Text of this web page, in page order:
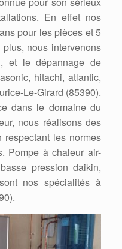
En effet nos
pour les pièces et 5
nous intervenons
et le dépannage de
hitachi, atlantic,
Le-Girard (85390).
dans le domaine du
nous réalisons des
les normes
Pompe à chaleur air-
pression daikin,
nos spécialités à